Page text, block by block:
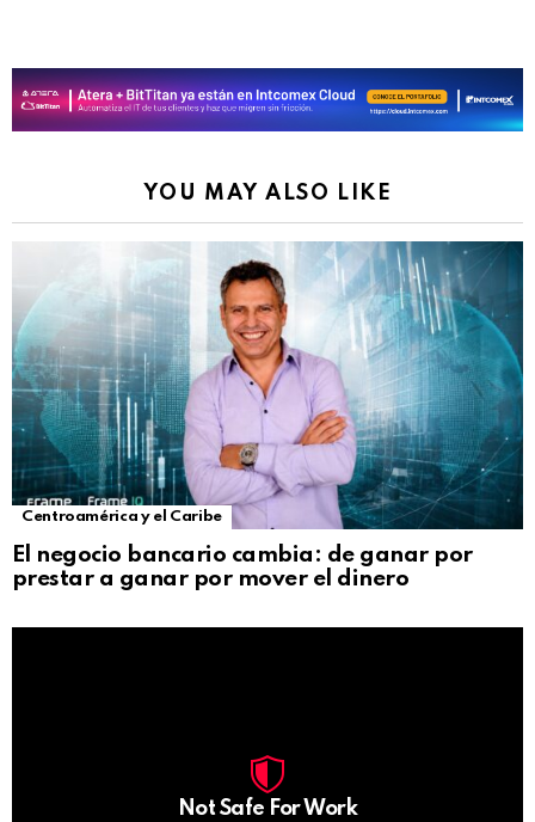
YOU MAY ALSO LIKE
Centroamérica y el Caribe
El negocio bancario cambia: de ganar por
prestar a ganar por mover el dinero
Not Safe For Work